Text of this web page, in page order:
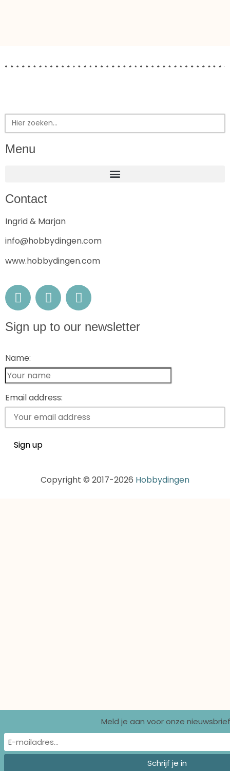
Zoek
naar:
Menu
Contact
Ingrid & Marjan
info@hobbydingen.com
www.hobbydingen.com
Sign up to our newsletter
Name:
Email address:
Copyright © 2017-2026 Hobbydingen
Meld je aan voor onze